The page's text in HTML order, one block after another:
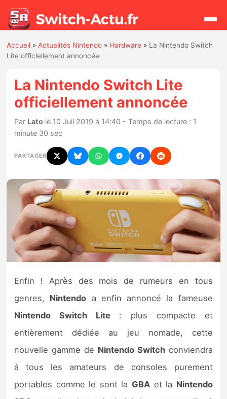
Actualités
Jeux
Hardware
Chiffres de ventes
Rumeurs
Nintendo Direct
Tests et previews
Tests de jeux
Tests d’accessoires
Autres tests
Previews
Accueil »Actualités Nintendo » Hardware » La Nintendo Switch
Lite officiellement annoncée
La Nintendo Switch Lite
officiellement annoncée
Par Lato le 10 Juil 2019 à 14:40 - Temps de lecture : 1
minute 30 sec
PARTAGER
Enfin ! Après des mois de rumeurs en tous
genres, Nintendo a enfin annoncé la fameuse
Nintendo Switch Lite: plus compacte et
entièrement dédiée au jeu nomade, cette
nouvelle gamme de Nintendo Switchconviendra
à tous les amateurs de consoles purement
portables comme le sont la GBA et la Nintendo